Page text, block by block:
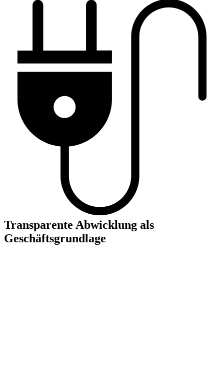
Transparente Abwicklung als
Geschäftsgrundlage